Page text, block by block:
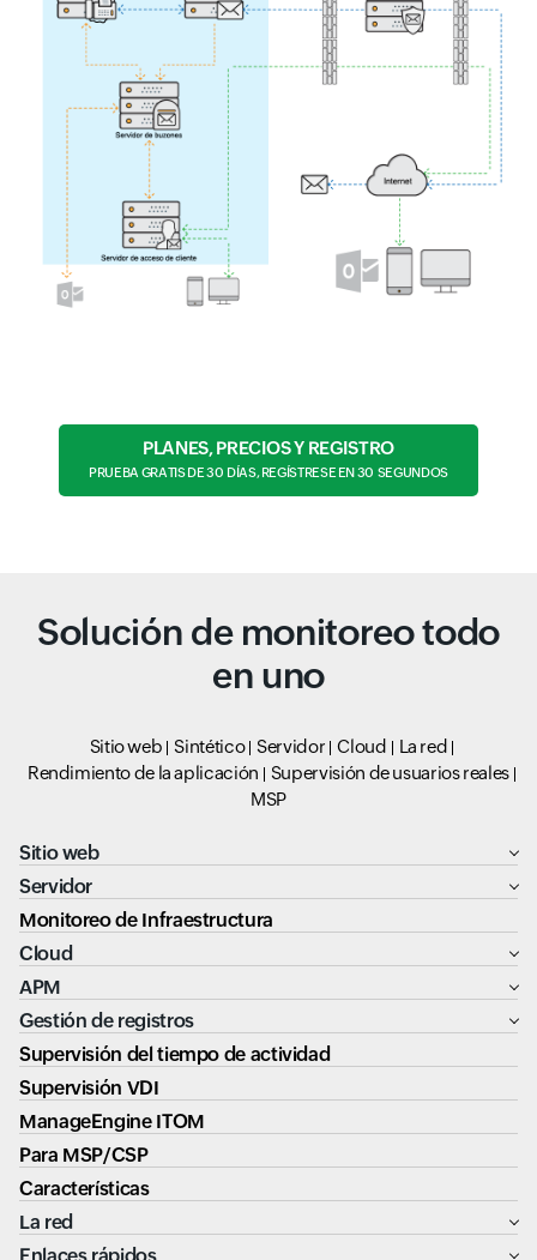
PLANES, PRECIOS Y REGISTRO
PRUEBA GRATIS DE 30 DÍAS, REGÍSTRESE EN 30 SEGUNDOS
Solución de monitoreo todo
en uno
Sitio web Sintético Servidor Cloud
La red
Rendimiento de la aplicación
Supervisión de usuarios reales
MSP
Sitio web
Servidor
Monitoreo de Infraestructura
Cloud
APM
Gestión de registros
Supervisión del tiempo de actividad
Supervisión VDI
ManageEngine ITOM
Para MSP/CSP
Características
La red
Enlaces rápidos